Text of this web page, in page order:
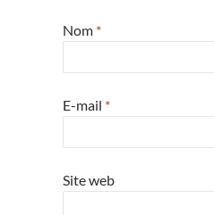
Nom *
E-mail *
Site web